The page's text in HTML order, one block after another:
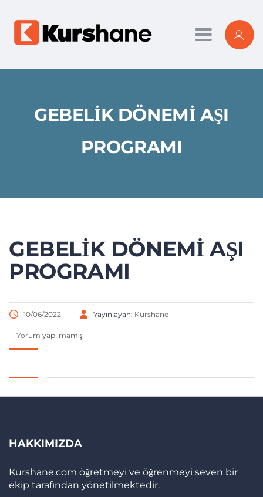
Toggle
GEBELIK DÖNEMI AŞI
PROGRAMI
GEBELIK DÖNEMI AŞI
PROGRAMI
10/06/2022 Yayınlayan: Kurshane
Yorum yapılmamış
HAKKIMIZDA
Kurshane.com öğretmeyi ve öğrenmeyi seven bir
ekip tarafından yönetilmektedir.